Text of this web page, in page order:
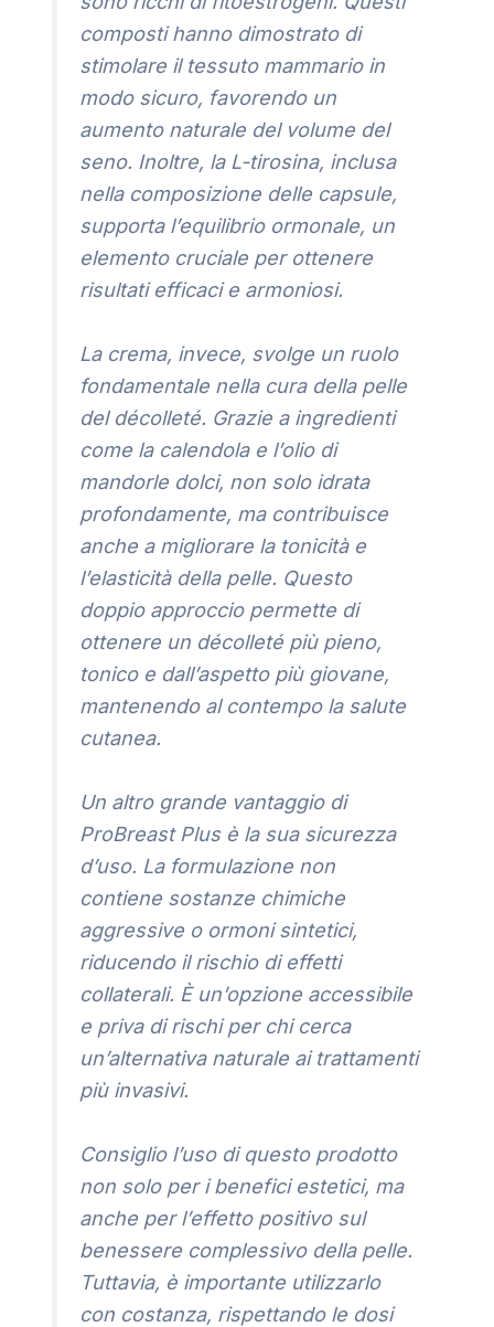
composti hanno dimostrato di
stimolare il tessuto mammario in
modo sicuro, favorendo un
aumento naturale del volume del
seno. Inoltre, la L-tirosina, inclusa
nella composizione delle capsule,
supporta l’equilibrio ormonale, un
elemento cruciale per ottenere
risultati efficaci e armoniosi.
La crema, invece, svolge un ruolo
fondamentale nella cura della pelle
del décolleté. Grazie a ingredienti
come la calendola e l’olio di
mandorle dolci, non solo idrata
profondamente, ma contribuisce
anche a migliorare la tonicità e
l’elasticità della pelle. Questo
doppio approccio permette di
ottenere un décolleté più pieno,
tonico e dall’aspetto più giovane,
mantenendo al contempo la salute
cutanea.
Un altro grande vantaggio di
ProBreast Plus è la sua sicurezza
d’uso. La formulazione non
contiene sostanze chimiche
aggressive o ormoni sintetici,
riducendo il rischio di effetti
collaterali. È un’opzione accessibile
e priva di rischi per chi cerca
un’alternativa naturale ai trattamenti
più invasivi.
Consiglio l’uso di questo prodotto
non solo per i benefici estetici, ma
anche per l’effetto positivo sul
benessere complessivo della pelle.
Tuttavia, è importante utilizzarlo
con costanza, rispettando le dosi